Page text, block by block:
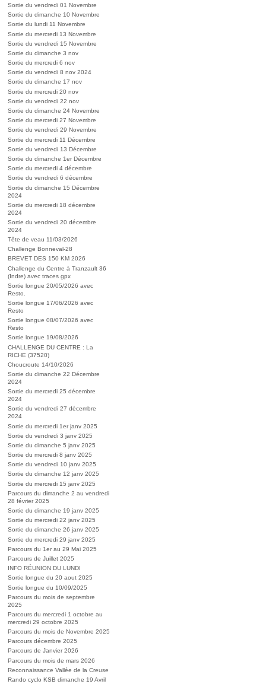
Sortie du vendredi 01 Novembre
Sortie du dimanche 10 Novembre
Sortie du lundi 11 Novembre
Sortie du mercredi 13 Novembre
Sortie du vendredi 15 Novembre
Sortie du dimanche 3 nov
Sortie du mercredi 6 nov
Sortie du vendredi 8 nov 2024
Sortie du dimanche 17 nov
Sortie du mercredi 20 nov
Sortie du vendredi 22 nov
Sortie du dimanche 24 Novembre
Sortie du mercredi 27 Novembre
Sortie du vendredi 29 Novembre
Sortie du mercredi 11 Décembre
Sortie du vendredi 13 Décembre
Sortie du dimanche 1er Décembre
Sortie du mercredi 4 décembre
Sortie du vendredi 6 décembre
Sortie du dimanche 15 Décembre
2024
Sortie du mercredi 18 décembre
2024
Sortie du vendredi 20 décembre
2024
Tête de veau 11/03/2026
Challenge Bonneval-28
BREVET DES 150 KM 2026
Challenge du Centre à Tranzault 36
(Indre) avec traces gpx
Sortie longue 20/05/2026 avec
Resto.
Sortie longue 17/06/2026 avec
Resto
Sortie longue 08/07/2026 avec
Resto
Sortie longue 19/08/2026
CHALLENGE DU CENTRE : La
RICHE (37520)
Choucroute 14/10/2026
Sortie du dimanche 22 Décembre
2024
Sortie du mercredi 25 décembre
2024
Sortie du vendredi 27 décembre
2024
Sortie du mercredi 1er janv 2025
Sortie du vendredi 3 janv 2025
Sortie du dimanche 5 janv 2025
Sortie du mercredi 8 janv 2025
Sortie du vendredi 10 janv 2025
Sortie du dimanche 12 janv 2025
Sortie du mercredi 15 janv 2025
Parcours du dimanche 2 au vendredi
28 février 2025
Sortie du dimanche 19 janv 2025
Sortie du mercredi 22 janv 2025
Sortie du dimanche 26 janv 2025
Sortie du mercredi 29 janv 2025
Parcours du 1er au 29 Mai 2025
Parcours de Juillet 2025
INFO RÉUNION DU LUNDI
Sortie longue du 20 aout 2025
Sortie longue du 10/09/2025
Parcours du mois de septembre
2025
Parcours du mercredi 1 octobre au
mercredi 29 octobre 2025
Parcours du mois de Novembre 2025
Parcours décembre 2025
Parcours de Janvier 2026
Parcours du mois de mars 2026
Reconnaissance Vallée de la Creuse
Rando cyclo KSB dimanche 19 Avril